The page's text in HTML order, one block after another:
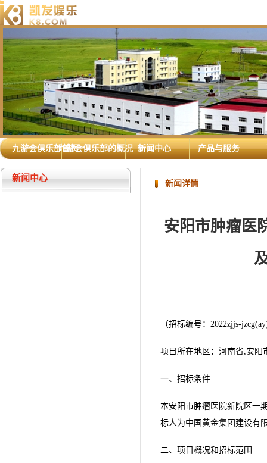
九游会俱乐部首页九游会俱乐部的概况 新闻中心 产品与服务
新闻中心
新闻详情
安阳市肿瘤医
（招标编号：2022zjjs-
项目所在地区：河南省,安阳
一、招标条件
本安阳市肿瘤医院新院区一
标人为中国黄金集团建设有
二、项目概况和招标范围